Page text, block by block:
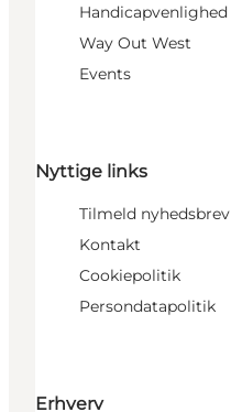
Handicapvenlighed
Way Out West
Events
Nyttige links
Tilmeld nyhedsbrev
Kontakt
Cookiepolitik
Persondatapolitik
Erhverv